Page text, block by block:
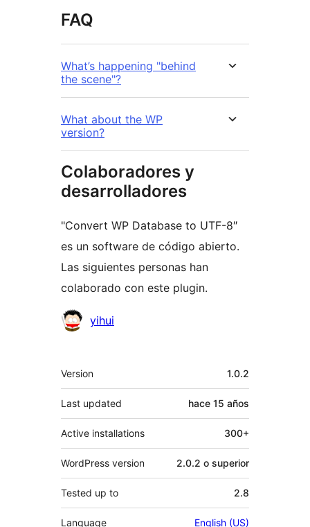
FAQ
What’s happening "behind
the scene"?
What about the WP
version?
Colaboradores y
desarrolladores
"Convert WP Database to UTF-8″
es un software de código abierto.
Las siguientes personas han
colaborado con este plugin.
Colaboradores
yihui
Meta
Version 1.0.2
Last updated hace 15 años
Active installations 300+
WordPress version 2.0.2 o superior
Tested up to 2.8
Language English (US)